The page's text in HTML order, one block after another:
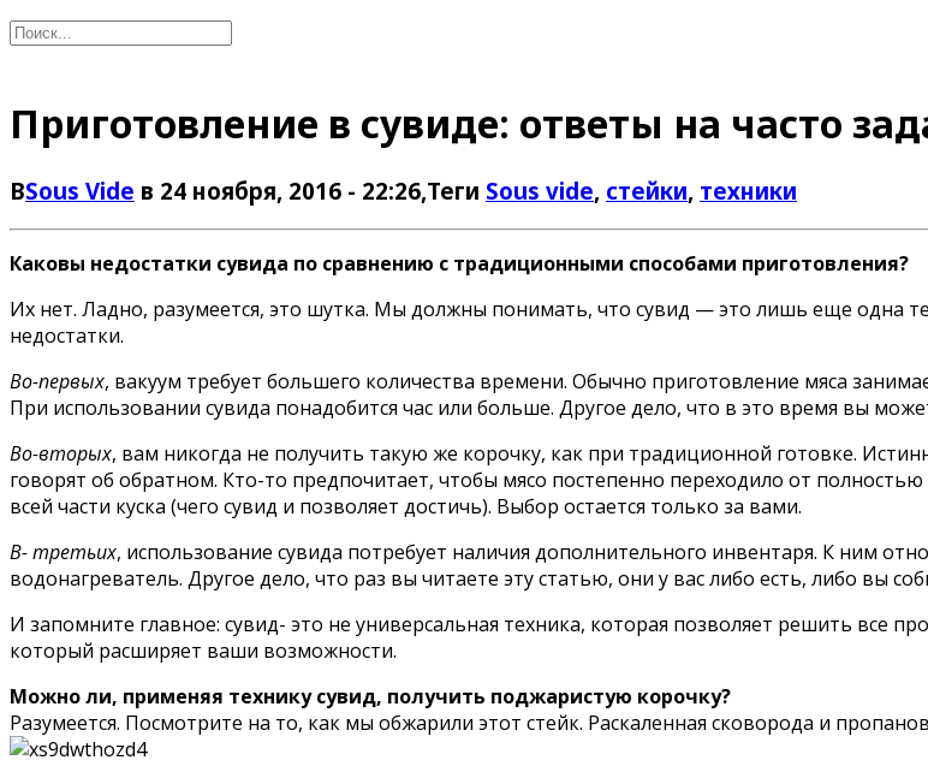
Приготовление в сувиде: ответы на часто
ВSous Vide в 24 ноября, 2016 - 22:26,Теги Sous vide, стейки, техники
Каковы недостатки сувида по сравнению с традиционными способами приготовления?
Их нет. Ладно, разумеется, это шутка. Мы должны понимать, что сувид — это лишь еще одна
недостатки.
Во-первых, вакуум требует большего количества времени. Обычно приготовление мяса
При использовании сувида понадобится час или больше. Другое дело, что в это время вы
Во-вторых, вам никогда не получить такую же корочку, как при традиционной готовке.
говорят об обратном. Кто-то предпочитает, чтобы мясо постепенно переходило от
всей части куска (чего сувид и позволяет достичь). Выбор остается только за вами.
В- третьих, использование сувида потребует наличия дополнительного инвентаря. К ним
водонагреватель. Другое дело, что раз вы читаете эту статью, они у вас либо есть, либо вы
И запомните главное: сувид- это не универсальная техника, которая позволяет решить все
который расширяет ваши возможности.
Можно ли, применяя технику сувид, получить поджаристую корочку?
Разумеется. Посмотрите на то, как мы обжарили этот стейк. Раскаленная сковорода и